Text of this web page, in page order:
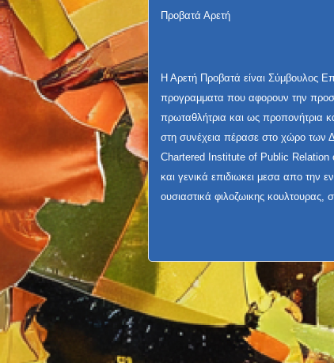
Προβατά Αρετή
Η Αρετή Προβατά είναι Σύμβουλος
προγραμματα που αφορουν την
πρωταθλήτρια και ως προπονήτρια
στη συνέχεια πέρασε στο χώρο των
Chartered Institute of Public Relation
και γενικά επιδιωκει μεσα απο την
ουσιαστικά φιλοζωικης κουλτουρας,